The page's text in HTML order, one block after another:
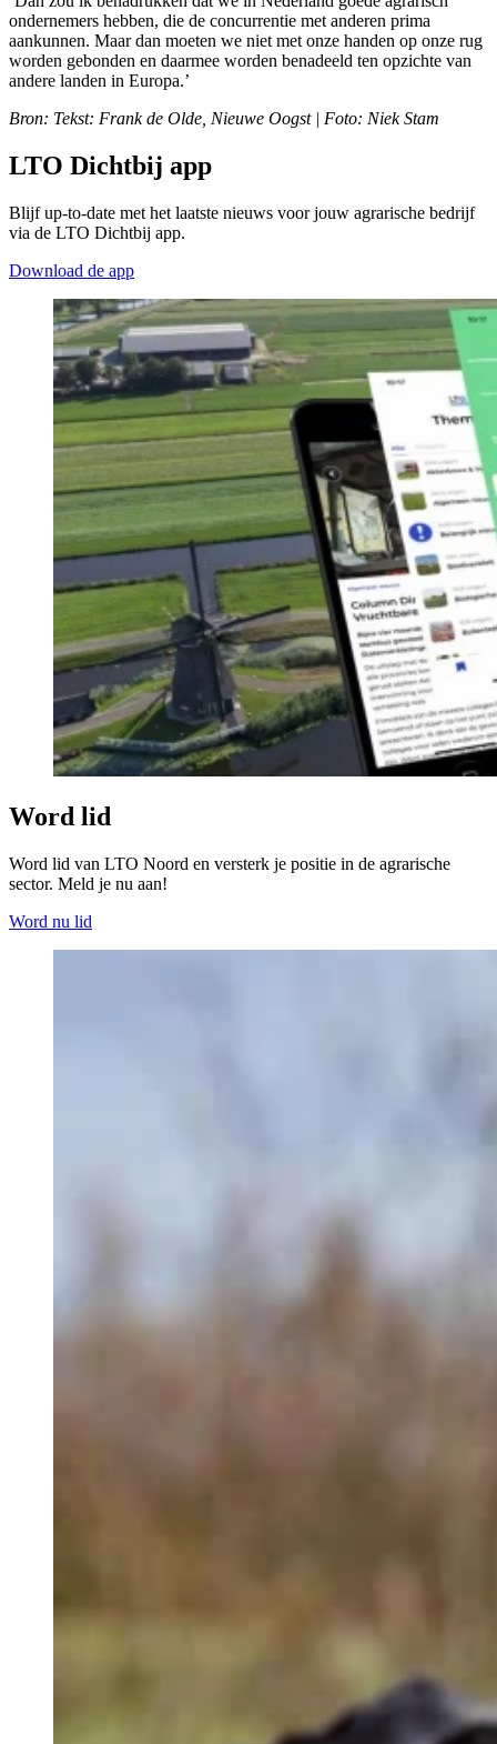
ondernemers hebben, die de concurrentie met anderen prima
aankunnen. Maar dan moeten we niet met onze handen op onze rug
worden gebonden en daarmee worden benadeeld ten opzichte van
andere landen in Europa.’
Bron: Tekst: Frank de Olde, Nieuwe Oogst | Foto: Niek Stam
LTO Dichtbij app
Blijf up-to-date met het laatste nieuws voor jouw agrarische bedrijf
via de LTO Dichtbij app.
Download de app
Word lid
Word lid van LTO Noord en versterk je positie in de agrarische
sector. Meld je nu aan!
Word nu lid